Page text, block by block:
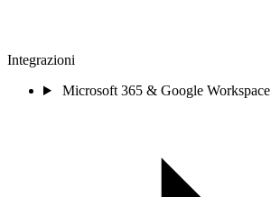
Integrazioni
Microsoft 365 & Google Workspace